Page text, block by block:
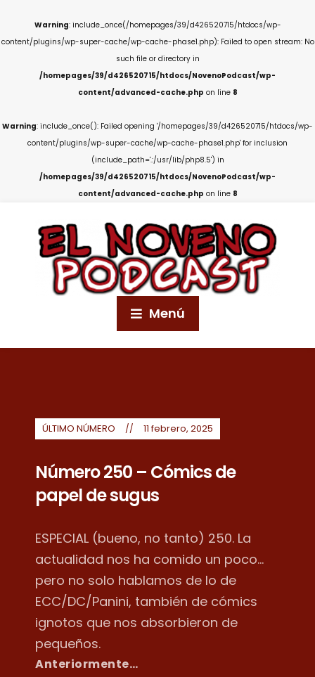
Warning: include_once(/homepages/39/d426520715/htdocs/wp-
content/plugins/wp-super-cache/wp-cache-phase1.php): Failed to open stream: No
such file or directory in
/homepages/39/d426520715/htdocs/NovenoPodcast/wp-
content/advanced-cache.php on line 8
Warning: include_once(): Failed opening '/homepages/39/d426520715/htdocs/wp-
content/plugins/wp-super-cache/wp-cache-phase1.php' for inclusion
(include_path='.:/usr/lib/php8.5') in
/homepages/39/d426520715/htdocs/NovenoPodcast/wp-
content/advanced-cache.php on line 8
Menú
ÚLTIMO NÚMERO 11 febrero, 2025
Número 250 – Cómics de
papel de sugus
ESPECIAL (bueno, no tanto) 250. La
actualidad nos ha comido un poco...
pero no solo hablamos de lo de
ECC/DC/Panini, también de cómics
ignotos que nos absorbieron de
pequeños.
Anteriormente…